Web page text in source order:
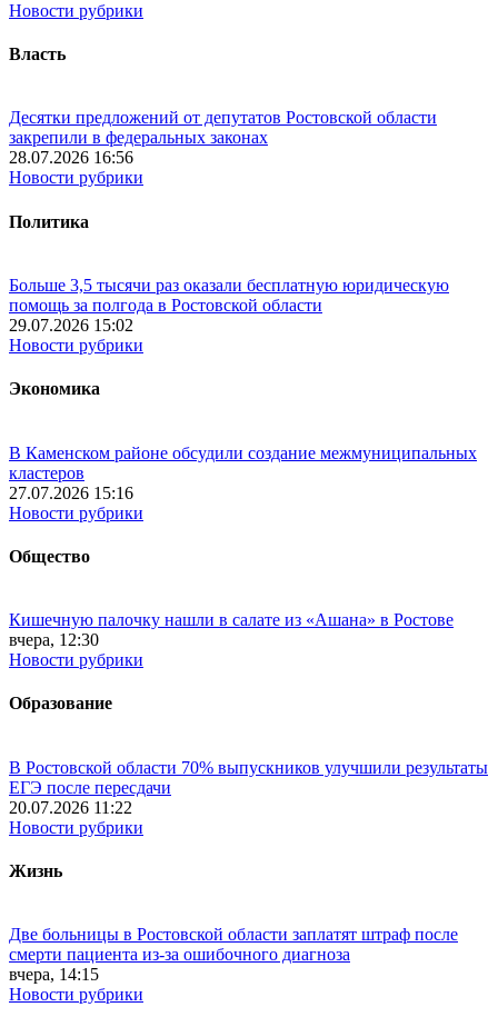
Новости рубрики
Власть
Десятки предложений от депутатов Ростовской области
закрепили в федеральных законах
28.07.2026 16:56
Новости рубрики
Политика
Больше 3,5 тысячи раз оказали бесплатную юридическую
помощь за полгода в Ростовской области
29.07.2026 15:02
Новости рубрики
Экономика
В Каменском районе обсудили создание межмуниципальных
кластеров
27.07.2026 15:16
Новости рубрики
Общество
Кишечную палочку нашли в салате из «Ашана» в Ростове
вчера, 12:30
Новости рубрики
Образование
В Ростовской области 70% выпускников улучшили результаты
ЕГЭ после пересдачи
20.07.2026 11:22
Новости рубрики
Жизнь
Две больницы в Ростовской области заплатят штраф после
смерти пациента из-за ошибочного диагноза
вчера, 14:15
Новости рубрики